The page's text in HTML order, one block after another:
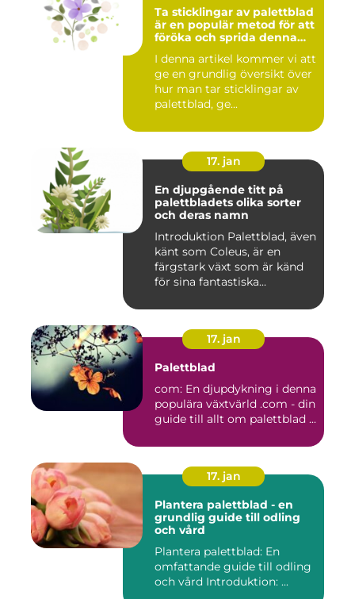
Ta sticklingar av palettblad
är en populär metod för att
föröka och sprida denna
I denna artikel kommer vi att
ge en grundlig översikt över
hur man tar sticklingar av
palettblad, ge...
17. jan
En djupgående titt på
palettbladets olika sorter
och deras namn
Introduktion Palettblad, även
känt som Coleus, är en
färgstark växt som är känd
för sina fantastiska...
17. jan
Palettblad
com: En djupdykning i denna
populära växtvärld .com - din
guide till allt om palettblad ...
17. jan
Plantera palettblad - en
grundlig guide till odling
och vård
Plantera palettblad: En
omfattande guide till odling
och vård Introduktion: ...